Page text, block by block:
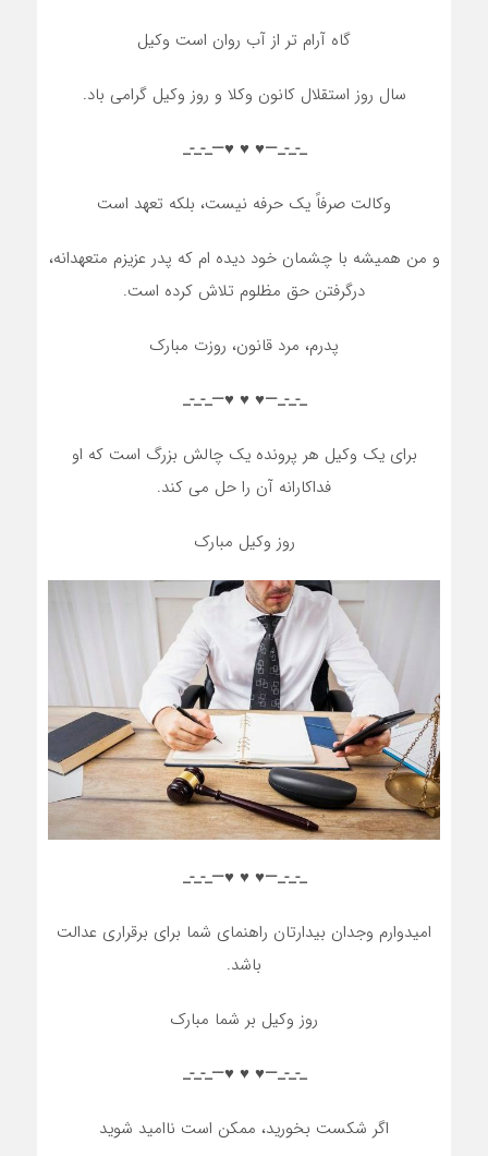
گاه آرام تر از آب روان است وکیل
سال روز استقلال کانون وکلا و روز وکیل گرامی باد.
_-_-_—♥️ ♥️ ♥️—_-_-_
وکالت صرفاً یک حرفه نیست، بلکه تعهد است
و من همیشه با چشمان خود دیده ام که پدر عزیزم متعهدانه،
درگرفتن حق مظلوم تلاش کرده است.
پدرم، مرد قانون، روزت مبارک
_-_-_—♥️ ♥️ ♥️—_-_-_
برای یک وکیل هر پرونده یک چالش بزرگ است که او
فداکارانه آن را حل می کند.
روز وکیل مبارک
_-_-_—♥️ ♥️ ♥️—_-_-_
امیدوارم وجدان بیدارتان راهنمای شما برای برقراری عدالت
باشد.
روز وکیل بر شما مبارک
_-_-_—♥️ ♥️ ♥️—_-_-_
اگر شکست بخورید، ممکن است ناامید شوید